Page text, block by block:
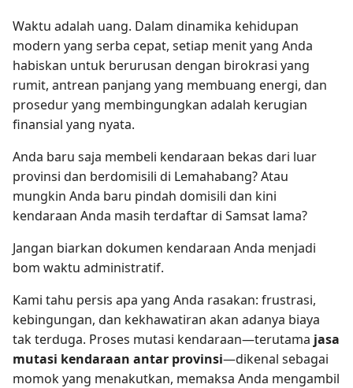
Waktu adalah uang. Dalam dinamika kehidupan
modern yang serba cepat, setiap menit yang Anda
habiskan untuk berurusan dengan birokrasi yang
rumit, antrean panjang yang membuang energi, dan
prosedur yang membingungkan adalah kerugian
finansial yang nyata.
Anda baru saja membeli kendaraan bekas dari luar
provinsi dan berdomisili di Lemahabang? Atau
mungkin Anda baru pindah domisili dan kini
kendaraan Anda masih terdaftar di Samsat lama?
Jangan biarkan dokumen kendaraan Anda menjadi
bom waktu administratif.
Kami tahu persis apa yang Anda rasakan: frustrasi,
kebingungan, dan kekhawatiran akan adanya biaya
tak terduga. Proses mutasi kendaraan—terutama jasa
mutasi kendaraan antar provinsi—dikenal sebagai
momok yang menakutkan, memaksa Anda mengambil